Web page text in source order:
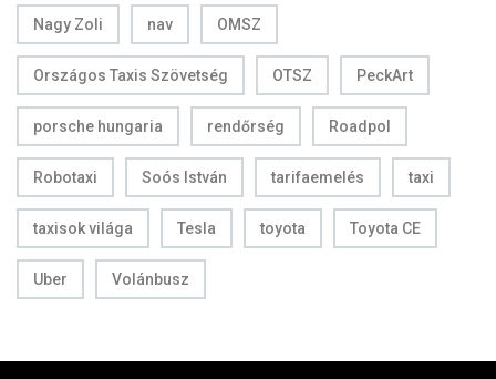
Nagy Zoli nav OMSZ
Országos Taxis Szövetség OTSZ PeckArt
porsche hungaria rendőrség Roadpol
Robotaxi Soós István tarifaemelés taxi
taxisok világa Tesla toyota Toyota CE
Uber Volánbusz